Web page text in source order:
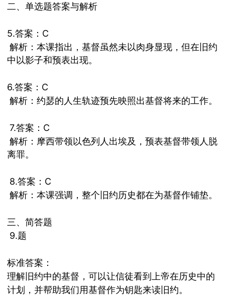
二、单选题答案与解析
5.答案： C
解析：本课指出，基督虽然未以肉身显现，但在旧约
中以影子和预表出现。
6.答案： C
解析：约瑟的人生轨迹预先映照出基督将来的工作。
7.答案： C
解析：摩西带领以色列人出埃及，预表基督带领人脱
离罪。
8.答案： C
解析：本课强调，整个旧约历史都在为基督作铺垫。
三、简答题
9.题
标准答案：
理解旧约中的基督，可以让信徒看到上帝在历史中的
计划，并帮助我们用基督作为钥匙来读旧约。